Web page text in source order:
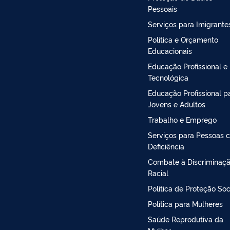
Pessoais
Serviços para
Política e Orçamento
Educacionais
Educação Profissional e
Tecnológica
Educação Profissional
Jovens e Adultos
Trabalho e Emprego
Serviços para Pessoas
Deficiência
Combate à
Racial
Política de Proteção
Política para Mulheres
Saúde Reprodutiva da